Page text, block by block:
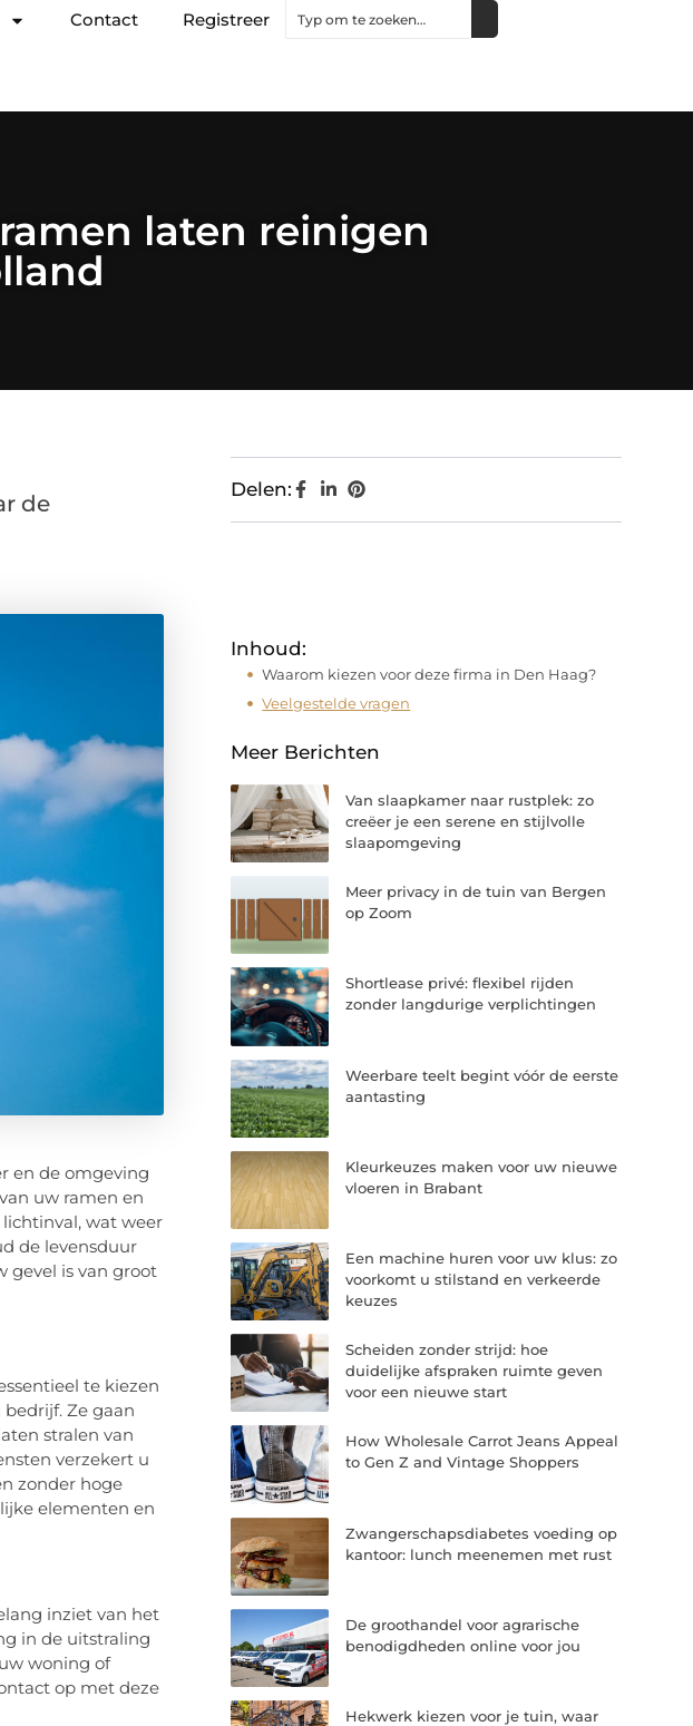
Contact Registreer
laten reinigen
de
en de omgeving
uw ramen en
wat weer
de levensduur
gevel is van groot
te kiezen
bedrijf. Ze gaan
stralen van
verzekert u
zonder hoge
elementen en
inziet van het
in de uitstraling
woning of
op met deze
Delen:
Inhoud:
Waarom kiezen voor deze firma in Den Haag?
Veelgestelde vragen
Meer Berichten
Van slaapkamer naar rustplek: zo
creëer je een serene en stijlvolle
slaapomgeving
Meer privacy in de tuin van Bergen
op Zoom
Shortlease privé: flexibel rijden
zonder langdurige verplichtingen
Weerbare teelt begint vóór de eerste
aantasting
Kleurkeuzes maken voor uw nieuwe
vloeren in Brabant
Een machine huren voor uw klus: zo
voorkomt u stilstand en verkeerde
keuzes
Scheiden zonder strijd: hoe
duidelijke afspraken ruimte geven
voor een nieuwe start
How Wholesale Carrot Jeans Appeal
to Gen Z and Vintage Shoppers
Zwangerschapsdiabetes voeding op
kantoor: lunch meenemen met rust
De groothandel voor agrarische
benodigdheden online voor jou
Hekwerk kiezen voor je tuin, waar